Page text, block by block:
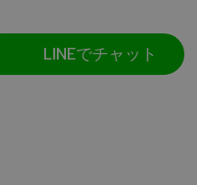
LINEでチャット